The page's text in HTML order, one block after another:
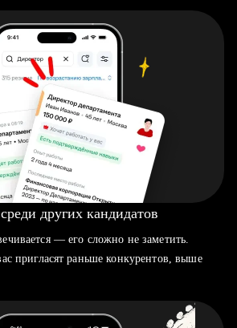
других кандидатов
— его сложно не заметить.
пригласят раньше конкурентов, выше